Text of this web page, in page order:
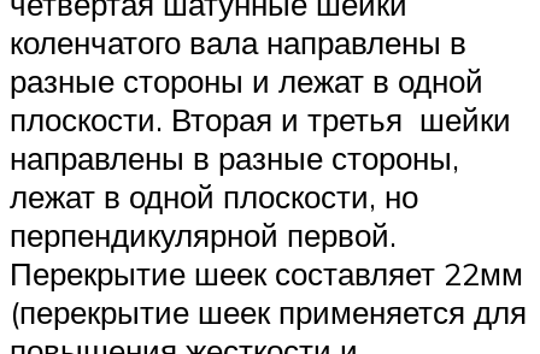
коленчатого вала направлены в
разные стороны и лежат в одной
плоскости. Вторая и третья шейки
направлены в разные стороны,
лежат в одной плоскости, но
перпендикулярной первой.
Перекрытие шеек составляет 22мм
(перекрытие шеек применяется для